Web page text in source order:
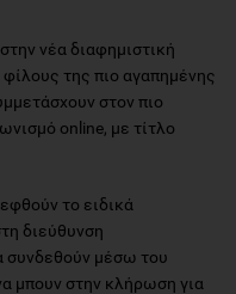
νέα διαφημιστική
της πιο αγαπημένης
στον πιο
online, με τίτλο
το ειδικά
διεύθυνση
συνδεθούν μέσω του
μπουν στην κλήρωση για